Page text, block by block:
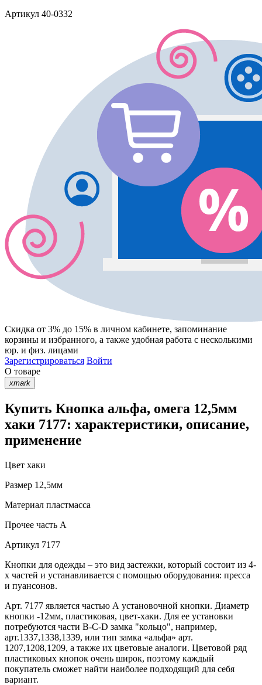
Артикул 40-0332
Скидка от 3% до 15% в личном кабинете, запоминание
корзины и избранного, а также удобная работа с несколькими
юр. и физ. лицами
Зарегистрироваться Войти
О товаре
xmark
Купить Кнопка альфа, омега 12,5мм
хаки 7177: характеристики, описание,
применение
Цвет хаки
Размер 12,5мм
Материал пластмасса
Прочее часть A
Артикул 7177
Кнопки для одежды – это вид застежки, который состоит из 4-
х частей и устанавливается с помощью оборудования: пресса
и пуансонов.
Арт. 7177 является частью А установочной кнопки. Диаметр
кнопки -12мм, пластиковая, цвет-хаки. Для ее установки
потребуются части В-C-D замка "кольцо", например,
арт.1337,1338,1339, или тип замка «альфа» арт.
1207,1208,1209, а также их цветовые аналоги. Цветовой ряд
пластиковых кнопок очень широк, поэтому каждый
покупатель сможет найти наиболее подходящий для себя
вариант.